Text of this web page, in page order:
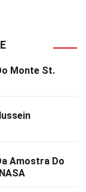
Monte St.
Amostra Do